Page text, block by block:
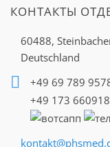
КОНТАКТЫ
60488,
Deutschland
+49 69 789
+49 173